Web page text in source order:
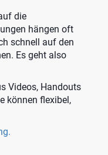
die
hängen oft
schnell auf den
Es geht also
Videos, Handouts
können flexibel,